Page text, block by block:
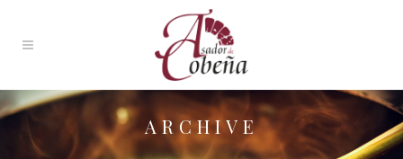
ARCHIVE